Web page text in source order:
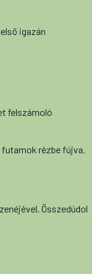
igazán
felszámoló
futamok rézbe fújva.
Összedúdol